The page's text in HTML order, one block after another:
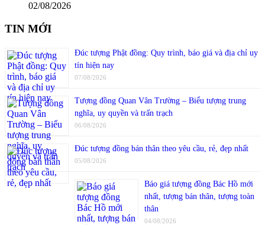
02/08/2026
TIN MỚI
Đúc tượng Phật đồng: Quy trình, báo giá và địa chỉ uy
tín hiện nay
07/08/2026
Tượng đồng Quan Vân Trường – Biểu tượng trung
nghĩa, uy quyền và trấn trạch
06/08/2026
Đúc tượng đồng bán thân theo yêu cầu, rẻ, đẹp nhất
05/08/2026
Báo giá tượng đồng Bác Hồ mới
nhất, tượng bán thân, tượng toàn
thân
04/08/2026